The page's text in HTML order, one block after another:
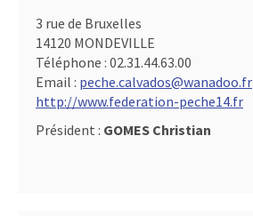
3 rue de Bruxelles
14120 MONDEVILLE
Téléphone : 02.31.44.63.00
Email : peche.calvados@wanadoo.fr
http://www.federation-peche14.fr
Président : GOMES Christian